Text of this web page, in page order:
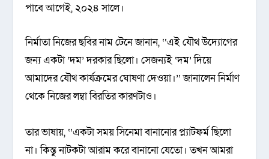
পাবে আগেই, ২০২৪ সালে।
নির্মাতা নিজের ছবির নাম টেনে জানান, ‘‘এই যৌথ উদ্যোগের
জন্য একটা ‘দম’ দরকার ছিলো। সেজন্যই ‘দম’ দিয়ে
আমাদের যৌথ কার্যক্রমের ঘোষণা দেওয়া।’’ জানালেন নির্মাণ
থেকে নিজের লম্বা বিরতির কারণটাও।
তার ভাষায়, ‘‘একটা সময় সিনেমা বানানোর প্ল্যাটফর্ম ছিলো
না। কিন্তু নাটকটা আরাম করে বানানো যেতো। তখন আমরা